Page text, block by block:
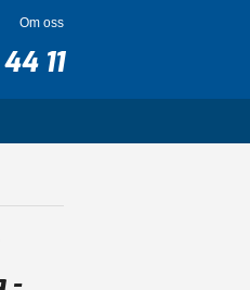
Om oss
11
-